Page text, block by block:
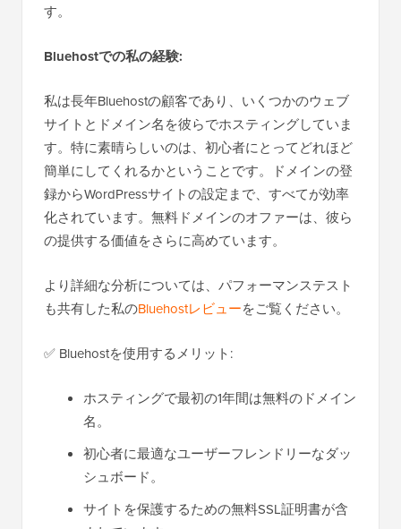
す。
Bluehostでの私の経験:
私は長年Bluehostの顧客であり、いくつかのウェブ
サイトとドメイン名を彼らでホスティングしていま
す。特に素晴らしいのは、初心者にとってどれほど
簡単にしてくれるかということです。ドメインの登
録からWordPressサイトの設定まで、すべてが効率
化されています。無料ドメインのオファーは、彼ら
の提供する価値をさらに高めています。
より詳細な分析については、パフォーマンステスト
も共有した私のBluehostレビューをご覧ください。
✅ Bluehostを使用するメリット:
ホスティングで最初の1年間は無料のドメイン
名。
初心者に最適なユーザーフレンドリーなダッ
シュボード。
サイトを保護するための無料SSL証明書が含